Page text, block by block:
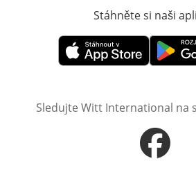
Stáhněte si naši
Otevře v novém okněOtevře v
Sledujte Witt International na
Otevře v